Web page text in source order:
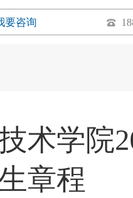
要咨询
术学院
章程